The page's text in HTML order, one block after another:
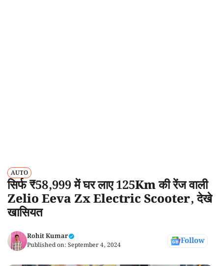
AUTO
सिर्फ ₹58,999 में घर लाए 125Km की रेंज वाली
Zelio Eeva Zx Electric Scooter, देखे
खासियत
Rohit Kumar
Published on: September 4, 2024 Follow